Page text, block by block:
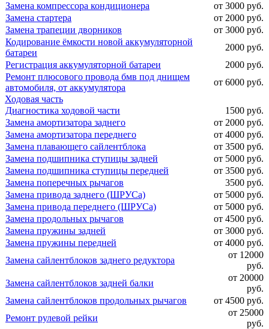
Замена компрессора кондиционера
от 3000 руб.
Замена стартера
от 2000 руб.
Замена трапеции дворников
от 3000 руб.
Кодирование ёмкости новой аккумуляторной
батареи
2000 руб.
Регистрация аккумуляторной батареи
2000 руб.
Ремонт плюсового провода бмв под днищем
автомобиля, от аккумулятора
от 6000 руб.
Ходовая часть
Диагностика ходовой части
1500 руб.
Замена амортизатора заднего
от 2000 руб.
Замена амортизатора переднего
от 4000 руб.
Замена плавающего сайлентблока
от 3500 руб.
Замена подшипника ступицы задней
от 5000 руб.
Замена подшипника ступицы передней
от 3500 руб.
Замена поперечных рычагов
3500 руб.
Замена привода заднего (ШРУСа)
от 5000 руб.
Замена привода переднего (ШРУСа)
от 5000 руб.
Замена продольных рычагов
от 4500 руб.
Замена пружины задней
от 3000 руб.
Замена пружины передней
от 4000 руб.
Замена сайлентблоков заднего редуктора
от 12000
руб.
Замена сайлентблоков задней балки
от 20000
руб.
Замена сайлентблоков продольных рычагов
от 4500 руб.
Ремонт рулевой рейки
от 25000
руб.